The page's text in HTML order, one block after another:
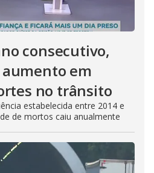
consecutivo,
em
no trânsito
estabelecida entre 2014 e
de mortos caiu anualmente